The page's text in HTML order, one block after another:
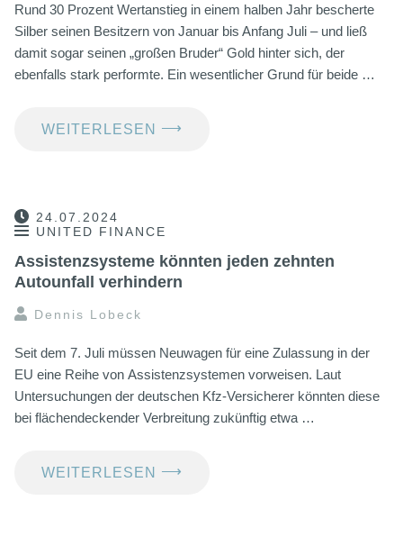
Rund 30 Prozent Wertanstieg in einem halben Jahr bescherte
Silber seinen Besitzern von Januar bis Anfang Juli – und ließ
damit sogar seinen „großen Bruder“ Gold hinter sich, der
ebenfalls stark performte. Ein wesentlicher Grund für beide …
WEITERLESEN ⟶
24.07.2024
UNITED FINANCE
Assistenzsysteme könnten jeden zehnten
Autounfall verhindern
Dennis Lobeck
Seit dem 7. Juli müssen Neuwagen für eine Zulassung in der
EU eine Reihe von Assistenzsystemen vorweisen. Laut
Untersuchungen der deutschen Kfz-Versicherer könnten diese
bei flächendeckender Verbreitung zukünftig etwa …
WEITERLESEN ⟶